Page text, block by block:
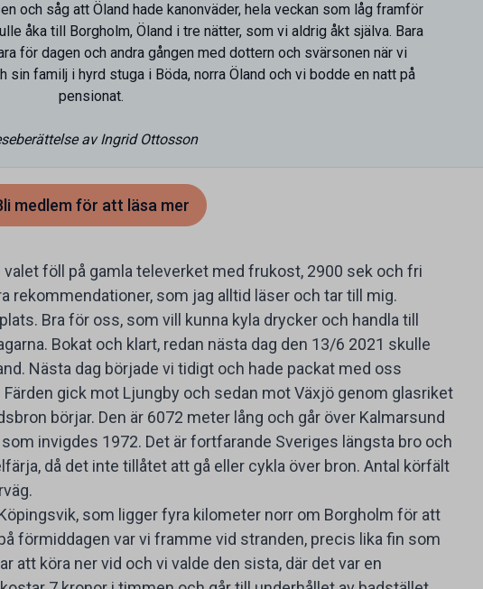
och såg att Öland hade kanonväder, hela veckan som låg framför
åka till Borgholm, Öland i tre nätter, som vi aldrig åkt själva. Bara
för dagen och andra gången med dottern och svärsonen när vi
familj i hyrd stuga i Böda, norra Öland och vi bodde en natt på
pensionat.
av Ingrid Ottosson
medlem för att läsa mer
föll på gamla televerket med frukost, 2900 sek och fri
rekommendationer, som jag alltid läser och tar till mig.
Bra för oss, som vill kunna kyla drycker och handla till
Bokat och klart, redan nästa dag den 13/6 2021 skulle
Nästa dag började vi tidigt och hade packat med oss
gick mot Ljungby och sedan mot Växjö genom glasriket
börjar. Den är 6072 meter lång och går över Kalmarsund
invigdes 1972. Det är fortfarande Sveriges längsta bro och
då det inte tillåtet att gå eller cykla över bron. Antal körfält
som ligger fyra kilometer norr om Borgholm för att
förmiddagen var vi framme vid stranden, precis lika fin som
att köra ner vid och vi valde den sista, där det var en